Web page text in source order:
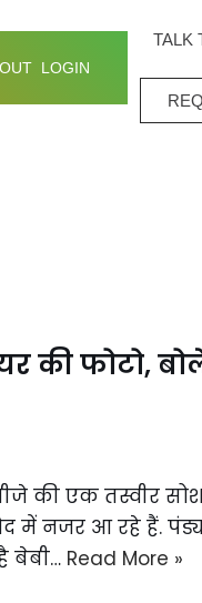
LOGIN
TALK
की फोटो,
की एक तस्वीर
में नजर आ रहे हैं.
बेबी… Read More »